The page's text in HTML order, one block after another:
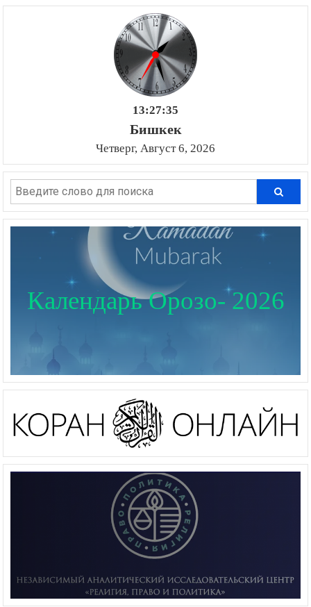
13:27:36
Бишкек
Четверг, Август 6, 2026
Календарь Орозо- 2026